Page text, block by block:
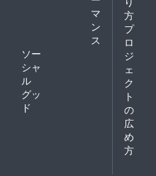
マ
ン
ス
ソー
シャ
ル
グッ
ド
方
プ
ロ
ジ
ェ
ク
ト
の
広
め
方